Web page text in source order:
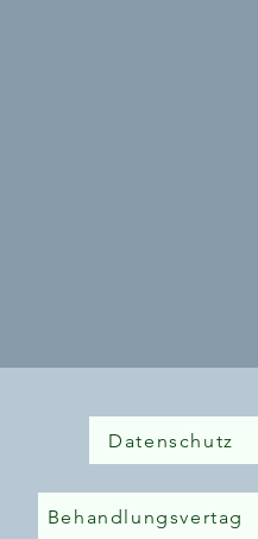
Datenschutz
Behandlungsvertag